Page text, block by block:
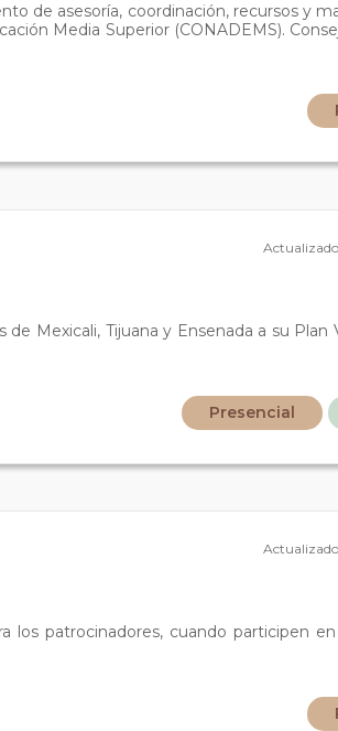
de asesoría, coordinación, recursos y
Media Superior (CONADEMS).
Mexicali, Tijuana y Ensenada a su Plan
Presencial
los patrocinadores, cuando participen